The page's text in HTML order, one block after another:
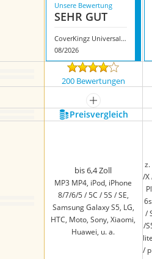
Unsere Bewertung
SEHR GUT
CoverKingz Universal-Sport-Halter
08/2026
200 Bewertungen
mehr anzeigen
Preis­vergleich
bis 6,4 Zoll
MP3 MP4, iPod, iPhone
8/7/6/5 / 5C / 5S / SE,
Samsung Galaxy S5, LG,
HTC, Moto, Sony, Xiaomi,
Huawei, u. a.
z.
/X
/
/
/